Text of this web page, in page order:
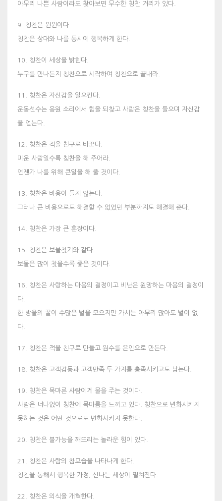
아무리 나쁜 사람이라도 찾아보면 무수한 칭찬 거리가 있다.
9. 칭찬은 윈윈이다.
칭찬은 상대와 나를 동시에 행복하게 한다.
10. 칭찬이 세상을 밝힌다.
누구를 만나든지 칭찬으로 시작하여 칭찬으로 끝내라.
11. 칭찬은 자신감을 일으킨다.
운동선수는 응원 소리에서 힘을 되찾고 사람은 칭찬을 들으며 자신감
을 얻는다.
12. 칭찬은 적을 친구로 바꾼다.
미운 사람일수록 칭찬을 해 주어라.
언젠가 나를 위해 큰일을 해 줄 것이다.
13. 칭찬은 비용이 들지 않는다.
그러나 큰 비용으로도 해결할 수 없었던 부분까지도 해결해 준다.
14. 칭찬은 가장 큰 훈장이다.
15. 칭찬은 보물찾기와 같다.
보물은 많이 찾을수록 좋은 것이다.
16. 칭찬은 사랑하는 마음의 결정이고 비난은 원망하는 마음의 결정이
다.
한 방울의 꿀이 수많은 벌을 모으지만 가시는 아무리 많아도 벌이 없
다.
17. 칭찬은 적을 친구로 만들고 원수를 은인으로 만든다.
18. 칭찬은 고객감동과 고객만족 두 가지를 충족시키고도 남는다.
19. 칭찬은 목마른 사람에게 물을 주는 것이다.
사람은 너나없이 칭찬에 목마름을 느끼고 있다. 칭찬으로 변화시키지
못하는 것은 어떤 것으로도 변화시키지 못한다.
20. 칭찬은 불가능을 깨뜨리는 놀라운 힘이 있다.
21. 칭찬은 사람의 참모습을 나타나게 한다.
칭찬을 통해서 행복한 가정, 신나는 세상이 펼쳐진다.
22. 칭찬은 의식을 개혁한다.